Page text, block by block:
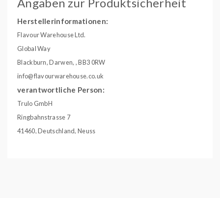
Herstellerinformationen:
Flavour Warehouse Ltd.
Global Way
Blackburn, Darwen, , BB3 0RW
info@flavourwarehouse.co.uk
verantwortliche Person:
Trulo GmbH
Ringbahnstrasse 7
41460, Deutschland, Neuss